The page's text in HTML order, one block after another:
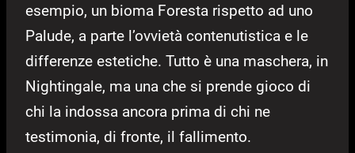
esempio, un bioma Foresta rispetto ad uno
Palude, a parte l’ovvietà contenutistica e le
differenze estetiche. Tutto è una maschera, in
Nightingale, ma una che si prende gioco di
chi la indossa ancora prima di chi ne
testimonia, di fronte, il fallimento.